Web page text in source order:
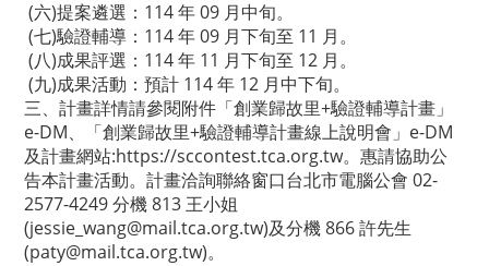
(六)提案遴選：114 年 09 月中旬。
(七)驗證輔導：114 年 09 月下旬至 11 月。
(八)成果評選：114 年 11 月下旬至 12 月。
(九)成果活動：預計 114 年 12 月中下旬。
三、計畫詳情請參閱附件「創業歸故里+驗證輔導計畫」
e-DM、「創業歸故里+驗證輔導計畫線上說明會」e-DM
及計畫網站:https://sccontest.tca.org.tw。惠請協助公
告本計畫活動。計畫洽詢聯絡窗口台北市電腦公會 02-
2577-4249 分機 813 王小姐
(jessie_wang@mail.tca.org.tw)及分機 866 許先生
(paty@mail.tca.org.tw)。